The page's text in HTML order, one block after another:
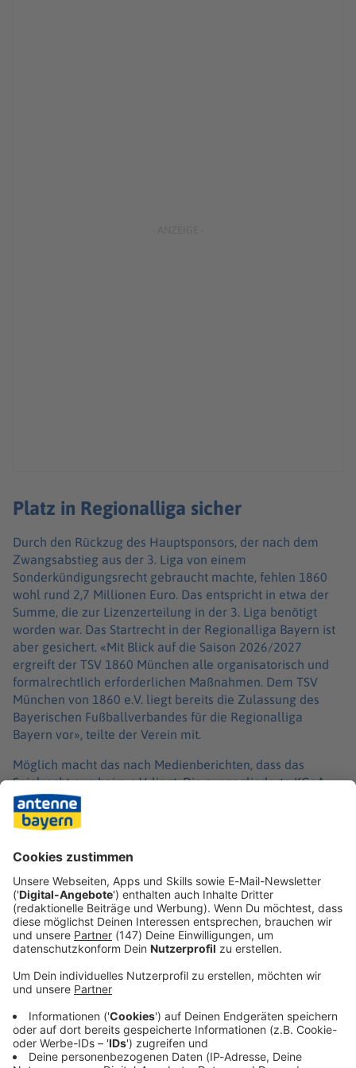
Platz in Regionalliga sicher
Durch den Rückzug des Hauptsponsors, der nach dem
Zwangsabstieg aus der 3. Liga von einem
Sonderkündigungsrecht gebraucht machte, fehlen 1860
wohl rund 2,7 Millionen Euro. Das entspricht in etwa der
Summe, die zur Lizenzerteilung in der 3. Liga benötigt
worden war. Das Startrecht in der Regionalliga Bayern ist
aber gesichert. «Mit Blick auf die Saison 2026/2027
ergreift der TSV 1860 München alle organisatorisch und
formalrechtlich erforderlichen Maßnahmen. Dem TSV
München von 1860 e.V. liegt bereits die Zulassung des
Bayerischen Fußballverbandes für die Regionalliga
Bayern vor», teilte der Verein mit.
Möglich macht das nach Medienberichten, dass das
Spielrecht nun beim e.V. liegt. Die ausgegliederte KGaA,
an der Ismaik 60 Prozent der Anteile hält, existiert laut
«Bild» faktisch noch, durch die Kündigung des
Kooperationsvertrags hat sie aber das so wertvolle
Spielrecht, das benötigt wird, um Lizenzen zu beantragen,